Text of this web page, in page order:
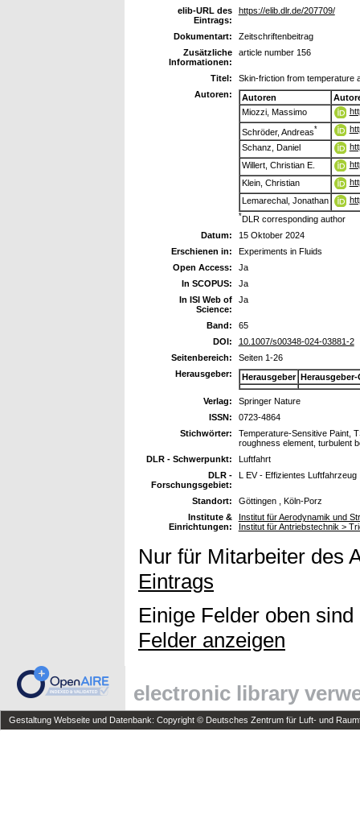
elib-URL des
Eintrags:
https://elib.dlr.de/207709/
Dokumentart:
Zeitschriftenbeitrag
Zusätzliche
Informationen:
article number 156
Titel:
Skin-friction from temperature
Autoren:
Autoren
Miozzi, Massimo
Schröder, Andreas*
Schanz, Daniel
Willert, Christian E.
Klein, Christian
Lemarechal, Jonathan
*DLR corresponding author
Datum:
15 Oktober 2024
Erschienen in:
Experiments in Fluids
Open Access:
Ja
In SCOPUS:
Ja
In ISI Web of
Science:
Ja
Band:
65
DOI:
10.1007/s00348-024-03881-2
Seitenbereich:
Seiten 1-26
Herausgeber:
Herausgeber Herausgeber-
Verlag:
Springer Nature
ISSN:
0723-4864
Stichwörter:
Temperature-Sensitive Paint,
roughness element, turbulent
DLR - Schwerpunkt:
Luftfahrt
DLR -
Forschungsgebiet:
L EV - Effizientes Luftfahrzeug
Standort:
Göttingen , Köln-Porz
Institute &
Einrichtungen:
Institut für Aerodynamik und
Institut für Antriebstechnik >
Nur für Mitarbeiter des
Eintrags
Einige Felder oben
Felder anzeigen
electronic library
Gestaltung Webseite und Datenbank: Copyright © Deutsches Zentrum für Luft- und